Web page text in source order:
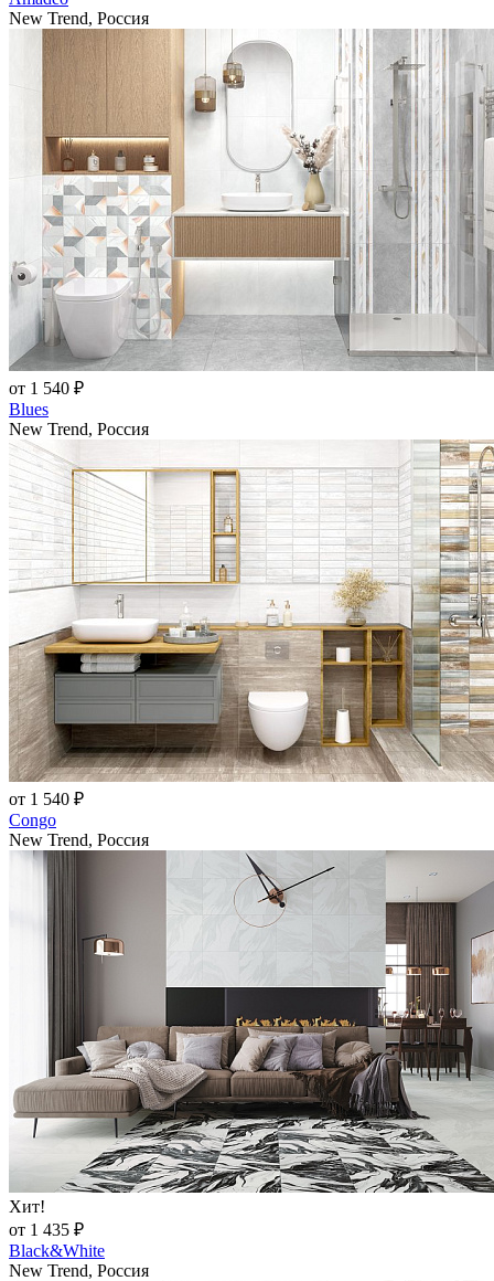
New Trend, Россия
от 1 540 ₽
Blues
New Trend, Россия
от 1 540 ₽
Congo
New Trend, Россия
Хит!
от 1 435 ₽
Black&White
New Trend, Россия